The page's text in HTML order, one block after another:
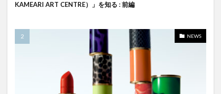
KAMEARI ART CENTRE）」を知る : 前編
NEWS